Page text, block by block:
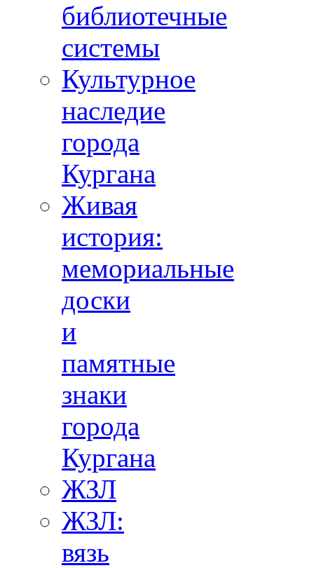
библиотечные
системы
Культурное
наследие
города
Кургана
Живая
история:
мемориальные
доски
и
памятные
знаки
города
Кургана
ЖЗЛ
ЖЗЛ:
вязь